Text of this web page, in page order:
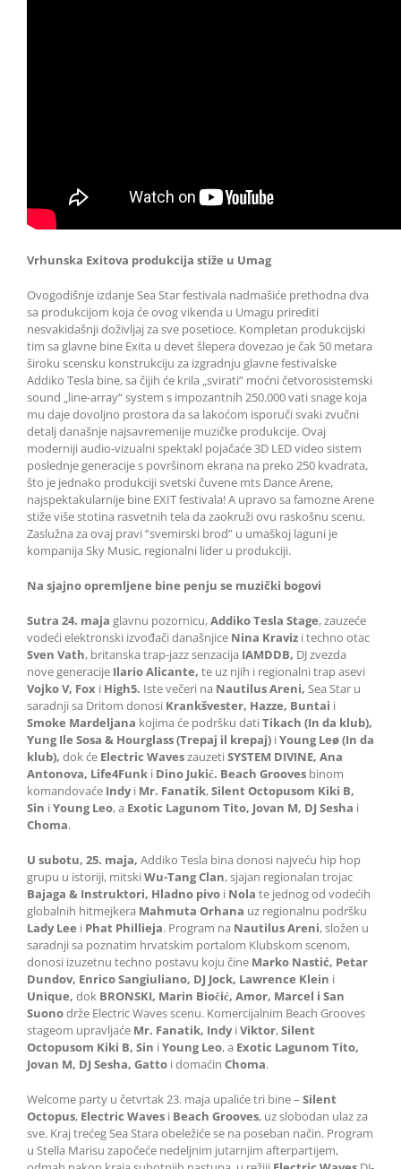
Vrhunska Exitova produkcija stiže u Umag
Ovogodišnje izdanje Sea Star festivala nadmašiće prethodna dva
sa produkcijom koja će ovog vikenda u Umagu prirediti
nesvakidašnji doživljaj za sve posetioce. Kompletan produkcijski
tim sa glavne bine Exita u devet šlepera dovezao je čak 50 metara
široku scensku konstrukciju za izgradnju glavne festivalske
Addiko Tesla bine, sa čijih će krila „svirati” moćni četvorosistemski
sound „line-array“ system s impozantnih 250.000 vati snage koja
mu daje dovoljno prostora da sa lakoćom isporuči svaki zvučni
detalj današnje najsavremenije muzičke produkcije. Ovaj
moderniji audio-vizualni spektakl pojačaće 3D LED video sistem
poslednje generacije s površinom ekrana na preko 250 kvadrata,
što je jednako produkciji svetski čuvene mts Dance Arene,
najspektakularnije bine EXIT festivala! A upravo sa famozne Arene
stiže više stotina rasvetnih tela da zaokruži ovu raskošnu scenu.
Zaslužna za ovaj pravi “svemirski brod” u umaškoj laguni je
kompanija Sky Music, regionalni lider u produkciji.
Na sjajno opremljene bine penju se muzički bogovi
Sutra 24. maja glavnu pozornicu,Addiko Tesla Stage, zauzeće
vodeći elektronski izvođači današnjice Nina Kraviz i techno otac
Sven Vath, britanska trap-jazz senzacija IAMDDB, DJ zvezda
nove generacije Ilario Alicante, te uz njih i regionalni trap asevi
Vojko V, Fox i High5. Iste večeri na Nautilus Areni, Sea Star u
saradnji sa Dritom donosi Krankšvester, Hazze, Buntai i
Smoke Mardeljana kojima će podršku datiTikach (In da klub),
Yung Ile Sosa & Hourglass (Trepaj il krepaj) iYoung Leø (In da
klub), dok će Electric WaveszauzetiSYSTEM DIVINE, Ana
Antonova, Life4Funk i Dino Jukić. Beach Grooves binom
komandovaće Indyi Mr. Fanatik,Silent Octopusom Kiki B,
Sin iYoung Leo, a Exotic Lagunom Tito, Jovan M, DJ Sesha i
Choma.
U subotu, 25. maja, Addiko Tesla bina donosi najveću hip hop
grupu u istoriji, mitskiWu-Tang Clan, sjajan regionalan trojac
Bajaga & Instruktori, Hladno pivo i Nola te jednog od vodećih
globalnih hitmejkera Mahmuta Orhana uz regionalnu podršku
Lady Lee i Phat Phillieja. Program na Nautilus Areni, složen u
saradnji sa poznatim hrvatskim portalom Klubskom scenom,
donosi izuzetnu techno postavu koju čine Marko Nastić, Petar
Dundov, Enrico Sangiuliano, DJ Jock, Lawrence Klein i
Unique, dok BRONSKI, Marin Biočić, Amor, Marcel i San
Suonodrže Electric Waves scenu. Komercijalnim Beach Grooves
stageom upravljaće Mr. Fanatik, IndyiViktor,Silent
Octopusom Kiki B, Sin iYoung Leo, a Exotic Lagunom Tito,
Jovan M, DJ Sesha, Gatto i domaćin Choma.
Welcome party u četvrtak 23. maja upaliće tri bine – Silent
Octopus, Electric Waves i Beach Grooves, uz slobodan ulaz za
sve. Kraj trećeg Sea Stara obeležiće se na poseban način. Program
u Stella Marisu započeće nedeljnim jutarnjim afterpartijem,